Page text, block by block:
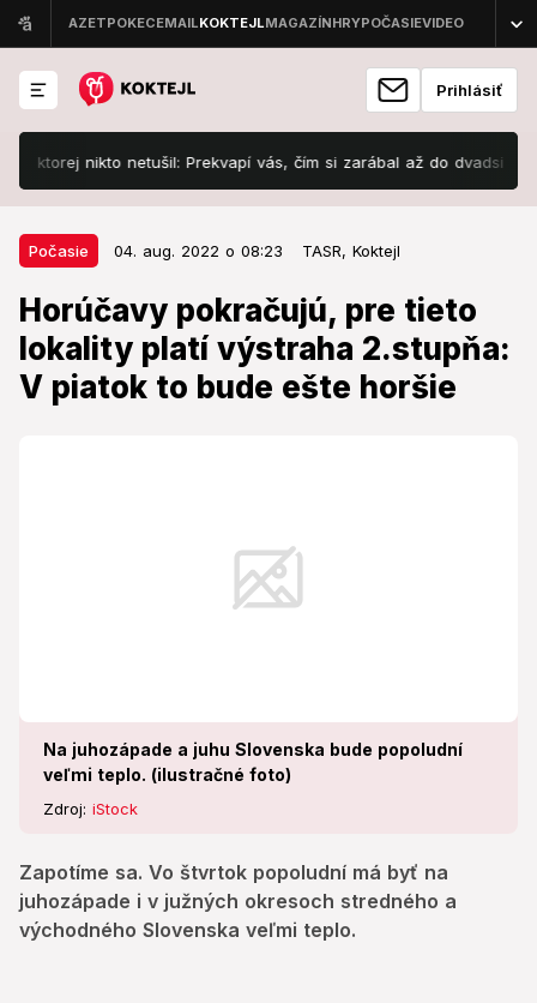
Prihlásiť
nikto netušil: Prekvapí vás, čím si zarábal až do dvadsiatky!
Počasie 04. aug. 2022 o 08:23 TASR, Koktejl
Horúčavy pokračujú, pre tieto
lokality platí výstraha 2.stupňa:
V piatok to bude ešte horšie
Na juhozápade a juhu Slovenska bude popoludní
veľmi teplo. (ilustračné foto)
Zdroj: iStock
Zapotíme sa. Vo štvrtok popoludní má byť na
juhozápade i v južných okresoch stredného a
východného Slovenska veľmi teplo.
Počasie 04. aug. 2022 o 08:23
Horúčavy pokračujú, pre tieto
lokality platí výstraha 2.stupňa: V
piatok to bude ešte horšie